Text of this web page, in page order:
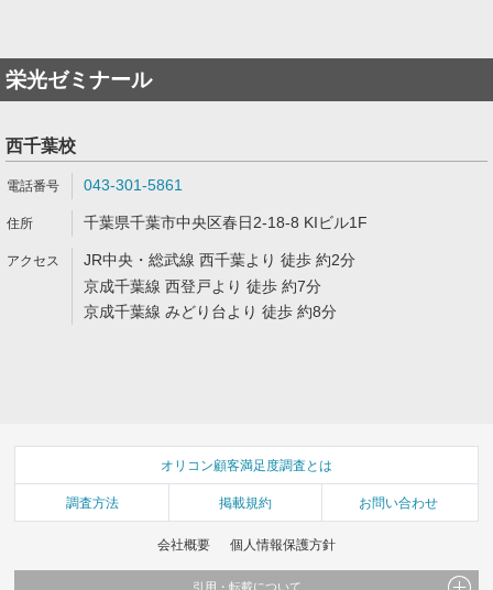
栄光ゼミナール
西千葉校
043-301-5861
千葉県千葉市中央区春日2-18-8 KIビル1F
JR中央・総武線 西千葉より 徒歩 約2分
京成千葉線 西登戸より 徒歩 約7分
京成千葉線 みどり台より 徒歩 約8分
オリコン顧客満足度調査とは
調査方法 掲載規約 お問い合わせ
会社概要 個人情報保護方針
引用・転載について